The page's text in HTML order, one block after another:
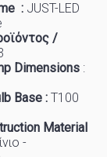
: JUST-LED
/
Dimensions :
Base : T100
Material
-